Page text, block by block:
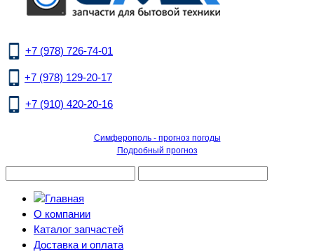
+7 (978) 726-74-01
+7 (978) 129-20-17
+7 (910) 420-20-16
Симферополь - прогноз погоды
Подробный прогноз
О компании
Каталог запчастей
Доставка и оплата